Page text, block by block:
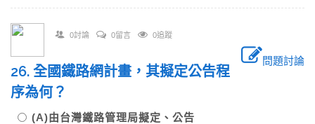
0討論 0留言 0追蹤
問題討論
26. 全國鐵路網計畫，其擬定公告程
序為何？
(A)由台灣鐵路管理局擬定、公告